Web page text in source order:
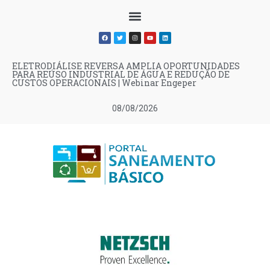
08/08/2026
ELETRODIÁLISE REVERSA AMPLIA OPORTUNIDADES
PARA REÚSO INDUSTRIAL DE ÁGUA E REDUÇÃO DE
CUSTOS OPERACIONAIS | Webinar Engeper